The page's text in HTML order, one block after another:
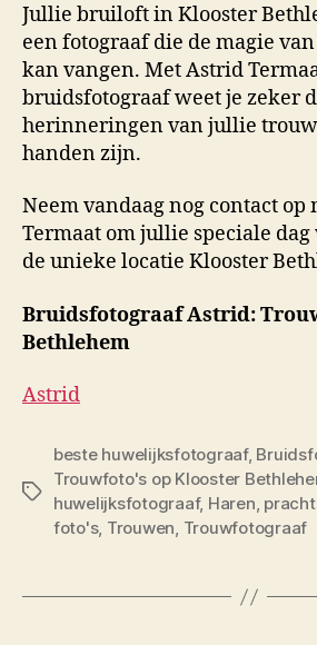
Jullie bruiloft in Klooster
een fotograaf die de magie
kan vangen. Met Astrid
bruidsfotograaf weet je zeker
herinneringen van jullie
handen zijn.
Neem vandaag nog contact op
Termaat om jullie speciale dag
de unieke locatie Klooster
Bruidsfotograaf Astrid:
Bethlehem
Astrid
Tags
beste huwelijksfotograaf,
Trouwfoto's op Klooster
huwelijksfotograaf, Haren,
foto's, Trouwen, Trouwfotograaf